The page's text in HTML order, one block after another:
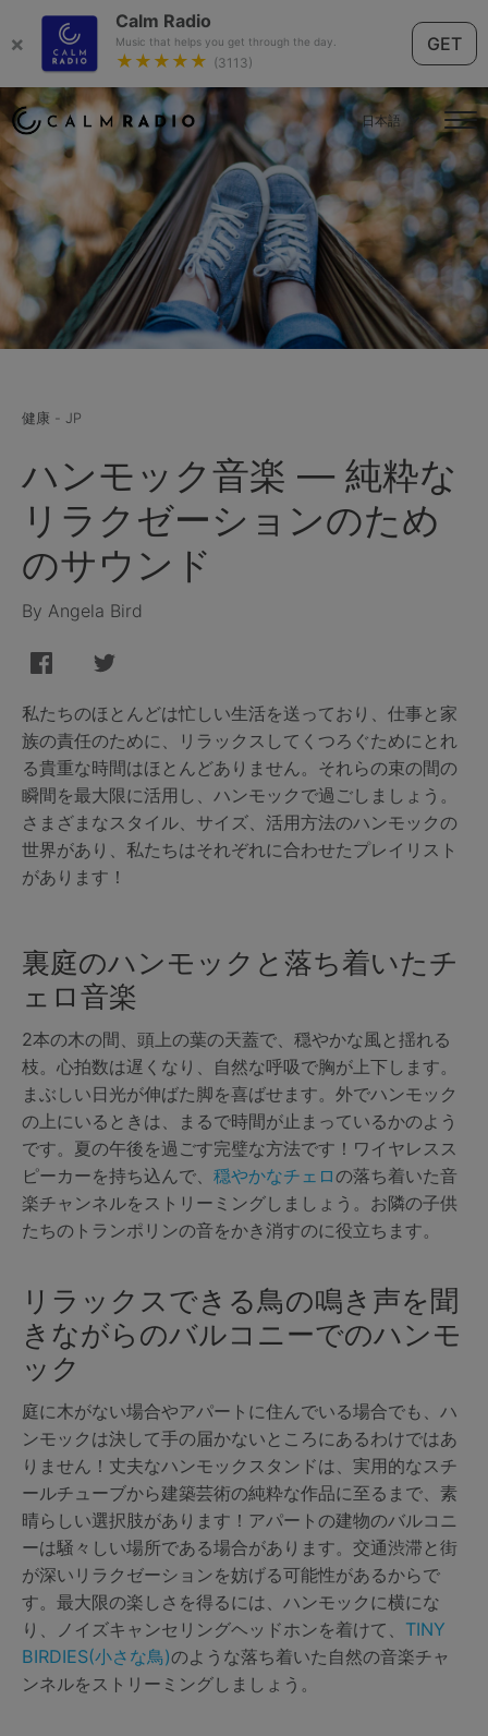
×
Calm Radio
Music that helps you get through the day.
★★★★★ (3113)
GET
日本語
健康 - JP
ハンモック音楽 — 純粋な
リラクゼーションのため
のサウンド
By Angela Bird
私たちのほとんどは忙しい生活を送っており、仕事と家
族の責任のために、リラックスしてくつろぐためにとれ
る貴重な時間はほとんどありません。それらの束の間の
瞬間を最大限に活用し、ハンモックで過ごしましょう。
さまざまなスタイル、サイズ、活用方法のハンモックの
世界があり、私たちはそれぞれに合わせたプレイリスト
があります！
裏庭のハンモックと落ち着いたチ
ェロ音楽
2本の木の間、頭上の葉の天蓋で、穏やかな風と揺れる
枝。心拍数は遅くなり、自然な呼吸で胸が上下します。
まぶしい日光が伸ばた脚を喜ばせます。外でハンモック
の上にいるときは、まるで時間が止まっているかのよう
です。夏の午後を過ごす完璧な方法です！ワイヤレスス
ピーカーを持ち込んで、 穏やかなチェロの落ち着いた音
楽チャンネルをストリーミングしましょう。お隣の子供
たちのトランポリンの音をかき消すのに役立ちます。
リラックスできる鳥の鳴き声を聞
きながらのバルコニーでのハンモ
ック
庭に木がない場合やアパートに住んでいる場合でも、ハ
ンモックは決して手の届かないところにあるわけではあ
りません！丈夫なハンモックスタンドは、実用的なスチ
ールチューブから建築芸術の純粋な作品に至るまで、素
晴らしい選択肢があります！アパートの建物のバルコニ
ーは騒々しい場所である場合があります。交通渋滞と街
が深いリラクゼーションを妨げる可能性があるからで
す。最大限の楽しさを得るには、ハンモックに横にな
り、ノイズキャンセリングヘッドホンを着けて、 TINY
BIRDIES(小さな鳥)のような落ち着いた自然の音楽チャ
ンネルをストリーミングしましょう。